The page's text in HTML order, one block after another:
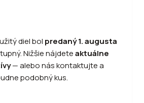
diel bol predaný1. augusta
Nižšie nájdeteaktuálne
—alebonás kontaktujte a
podobný kus.